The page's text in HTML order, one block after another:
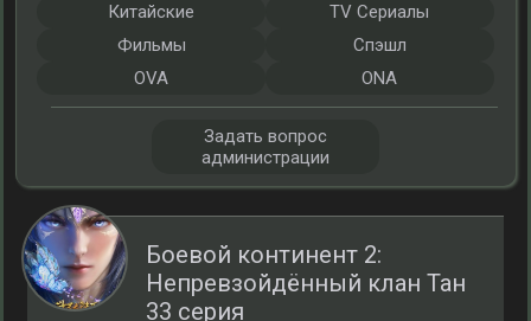
Боевой континент 2:
Непревзойдённый клан Тан
33 серия
Китайские
TV Сериалы
Фильмы
Спэшл
OVA
ONA
Задать вопрос
администрации